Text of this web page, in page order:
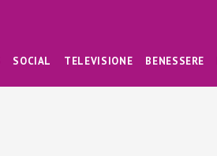
SOCIAL TELEVISIONE BENESSERE